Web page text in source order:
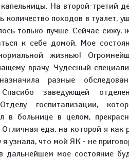
На второй-третий
количество походов в туалет,
только лучше. Сейчас сижу,
к себе домой. Мое
жизнью!
врачу. Чудесный
разные
заведующей
госпитализации,
в больнице в целом,
еда, на которой я как
узнала, что мой ЯК - не
мое состояние